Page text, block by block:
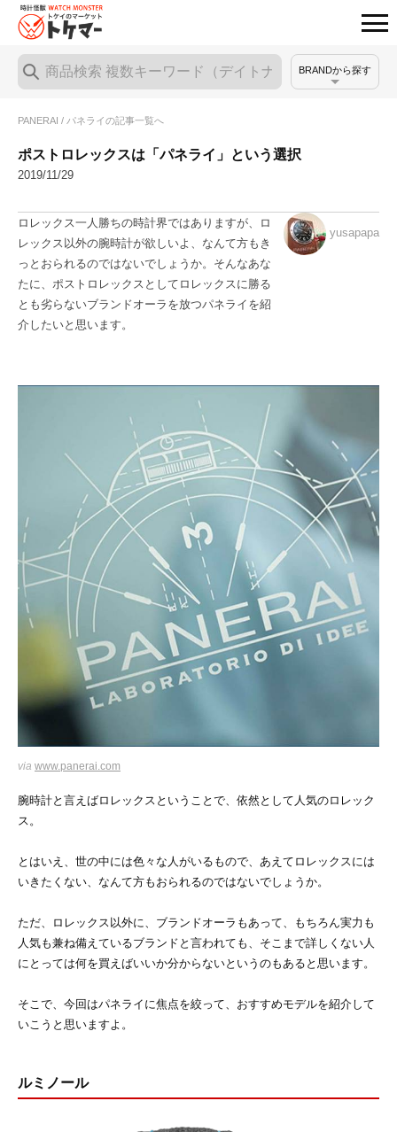
BRANDから探す
PANERAI / パネライの記事一覧へ
ポストロレックスは「パネライ」という選択
2019/11/29
yusapapa
ロレックス一人勝ちの時計界ではありますが、ロ
レックス以外の腕時計が欲しいよ、なんて方もき
っとおられるのではないでしょうか。そんなあな
たに、ポストロレックスとしてロレックスに勝る
とも劣らないブランドオーラを放つパネライを紹
介したいと思います。
via www.panerai.com
腕時計と言えばロレックスということで、依然として人気のロレック
ス。
とはいえ、世の中には色々な人がいるもので、あえてロレックスには
いきたくない、なんて方もおられるのではないでしょうか。
ただ、ロレックス以外に、ブランドオーラもあって、もちろん実力も
人気も兼ね備えているブランドと言われても、そこまで詳しくない人
にとっては何を買えばいいか分からないというのもあると思います。
そこで、今回はパネライに焦点を絞って、おすすめモデルを紹介して
いこうと思いますよ。
ルミノール